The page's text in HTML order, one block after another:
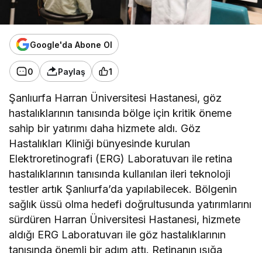
Google'da Abone Ol
0 Paylaş 1
Şanlıurfa Harran Üniversitesi Hastanesi, göz
hastalıklarının tanısında bölge için kritik öneme
sahip bir yatırımı daha hizmete aldı. Göz
Hastalıkları Kliniği bünyesinde kurulan
Elektroretinografi (ERG) Laboratuvarı ile retina
hastalıklarının tanısında kullanılan ileri teknoloji
testler artık Şanlıurfa’da yapılabilecek. Bölgenin
sağlık üssü olma hedefi doğrultusunda yatırımlarını
sürdüren Harran Üniversitesi Hastanesi, hizmete
aldığı ERG Laboratuvarı ile göz hastalıklarının
tanısında önemli bir adım attı. Retinanın ışığa